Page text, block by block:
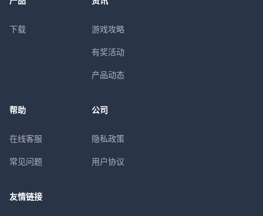
下载 游戏攻略
有奖活动
产品动态
帮助
在线客服
常见问题
公司
隐私政策
用户协议
友情链接